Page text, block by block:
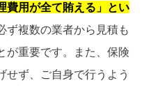
費用が全て賄える」とい
ず複数の業者から見積も
が重要です。また、保険
せず、ご自身で行うよう